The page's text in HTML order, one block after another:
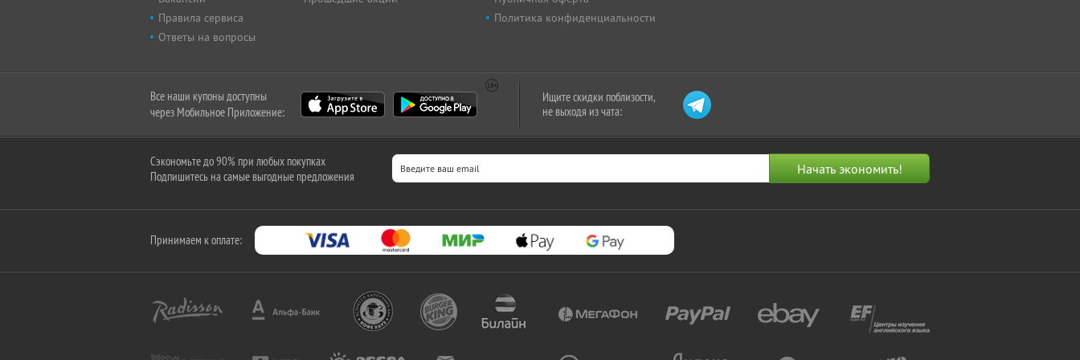
Правила сервиса
Ответы на вопросы
Политика конфиденциальности
Все наши купоны доступны
через Мобильное Приложение:
Ищите скидки поблизости,
не выходя из чата:
Сэкономьте до 90% при любых покупках
Подпишитесь на самые выгодные предложения
Принимаем к оплате: